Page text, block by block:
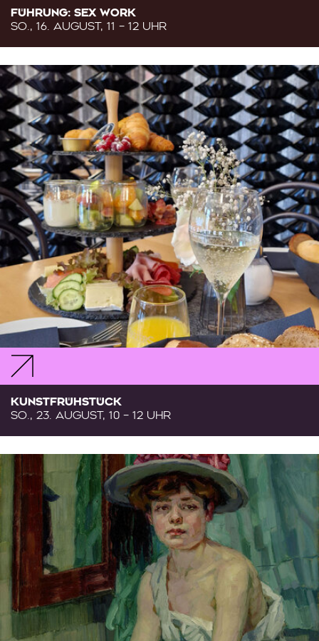
FÜHRUNG: SEX WORK
SO., 16. AUGUST, 11 – 12 UHR
KUNSTFRÜHSTÜCK
SO., 23. AUGUST, 10 – 12 UHR